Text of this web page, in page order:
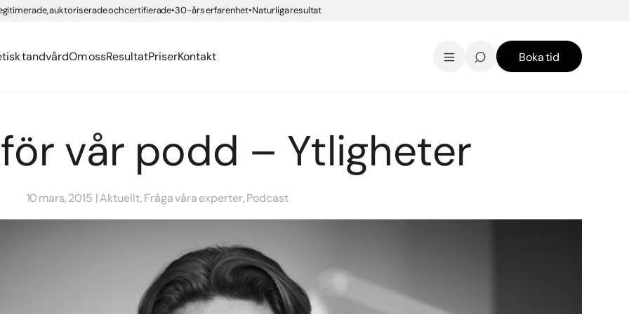
auktoriserade och certifierade 30-års erfarenhet Naturliga resultat
IPL
tandvård
med compositematerial
Brilliant SmileOm ossResultatPriserKontakt
KontaktEnglish
Boka tid
vår podd – Ytligheter
10 mars, 2015 Aktuellt, Fråga våra experter, Podcast